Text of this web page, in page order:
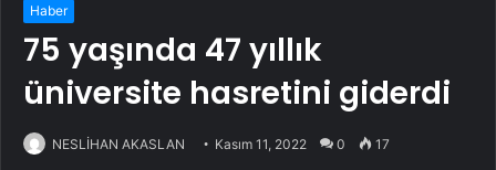
Haber
75 yaşında 47 yıllık
üniversite hasretini giderdi
NESLİHAN AKASLAN Kasım 11, 2022 0 17